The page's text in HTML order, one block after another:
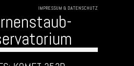
IMPRESSUM & DATENSCHUTZ